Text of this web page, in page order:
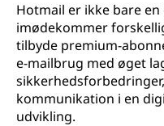
Hotmail er ikke bare
imødekommer
tilbyde premium-
e-mailbrug med øget
kommunikation i en
udvikling.